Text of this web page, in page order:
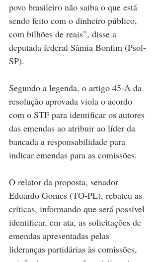
povo brasileiro não saiba o que está
sendo feito com o dinheiro público,
com bilhões de reais”, disse a
deputada federal Sâmia Bonfim (Psol-
SP).
Segundo a legenda, o artigo 45-A da
resolução aprovada viola o acordo
com o STF para identificar os autores
das emendas ao atribuir ao líder da
bancada a responsabilidade para
indicar emendas para as comissões.
O relator da proposta, senador
Eduardo Gomes (TO-PL), rebateu as
críticas, informando que será possível
identificar, em ata, as solicitações de
emendas apresentadas pelas
lideranças partidárias às comissões,